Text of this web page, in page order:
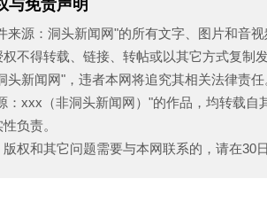
与免责声明
源：洞头新闻网"的所有文字、图片和音
权不得转载、链接、转帖或以其它方式复
头新闻网"，违者本网将追究其相关法律责任
xxx（非洞头新闻网）"的作品，均转载自
负责。
权和其它问题需要与本网联系的，请在30